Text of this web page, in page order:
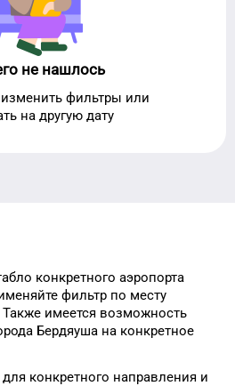
не нашлось
фильтры или
на другую дату
конкретного аэропорта
фильтр по месту
Также имеется возможность
Бердяуша на конкретное
для конкретного направления и